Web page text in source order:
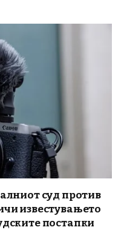
суд против
известувањето
постапки